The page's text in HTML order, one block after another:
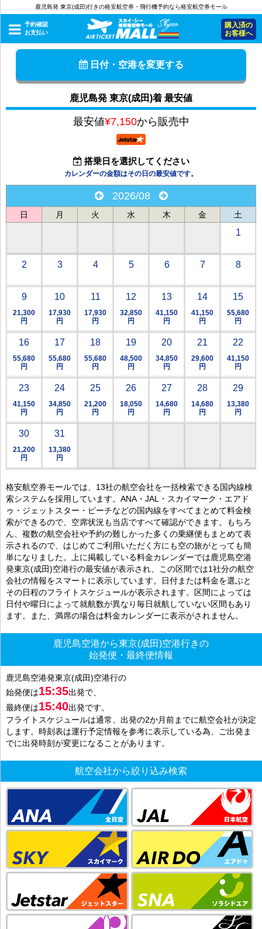
鹿児島発 東京(成田)行きの格安航空券・飛行機予約なら格安航空券モール
予約確認
お支払い
購入済の
お客様へ
日付・空港を変更する
鹿児島発 東京(成田)着 最安値
最安値¥7,150から販売中
搭乗日を選択してください
カレンダーの金額はその日の最安値です。
2026/08
日 月 火 水 木 金 土
1
2 3 4 5 6 7 8
9
21,300
円
10
17,930
円
11
17,930
円
12
32,850
円
13
41,150
円
14
41,150
円
15
55,680
円
16
55,680
円
17
55,680
円
18
55,680
円
19
48,500
円
20
34,850
円
21
29,600
円
22
41,150
円
23
41,150
円
24
34,850
円
25
21,200
円
26
18,050
円
27
14,680
円
28
14,680
円
29
13,380
円
30
21,200
円
31
13,380
円
格安航空券モールでは、13社の航空会社を一括検索できる国内線検
索システムを採用しています。ANA・JAL・スカイマーク・エアド
ゥ・ジェットスター・ピーチなどの国内線をすべてまとめて料金検
索ができるので、空席状況も当店ですべて確認ができます。もちろ
ん、複数の航空会社や予約の難しかった多くの乗継便もまとめて表
示されるので、はじめてご利用いただく方にも空の旅がとっても簡
単になりました。上に掲載している料金カレンダーでは鹿児島空港
発東京(成田)空港行の最安値が表示され、この区間では1社分の航空
会社の情報をスマートに表示しています。日付または料金を選ぶと
その日程のフライトスケジュールが表示されます。区間によっては
日付や曜日によって就航数が異なり毎日就航していない区間もあり
ます。また、満席の場合は料金カレンダーに表示がされません。
鹿児島空港から東京(成田)空港行きの
始発便・最終便情報
鹿児島空港発東京(成田)空港行の
始発便は15:35出発で、
最終便は15:40出発です。
フライトスケジュールは通常、出発の2か月前までに航空会社が決定
します。時刻表は運行予定情報を参考に表示している為、ご出発ま
でに出発時刻が変更になることがあります。
航空会社から絞り込み検索